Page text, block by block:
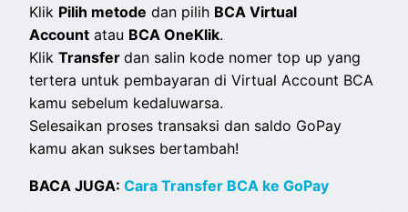
Klik Pilih metode dan pilih BCA Virtual
Account atau BCA OneKlik.
KlikTransferdan salin kode nomer top up yang
tertera untuk pembayaran di Virtual Account BCA
kamu sebelum kedaluwarsa.
Selesaikan proses transaksi dan saldo GoPay
kamu akan sukses bertambah!
BACA JUGA:Cara Transfer BCA ke GoPay